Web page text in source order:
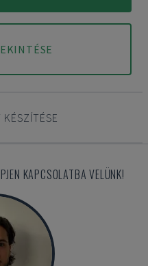
KÉSZÍTÉSE
KAPCSOLATBA VELÜNK!